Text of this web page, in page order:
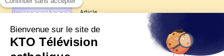
Article
Les reportages d'été 2026 de KTO